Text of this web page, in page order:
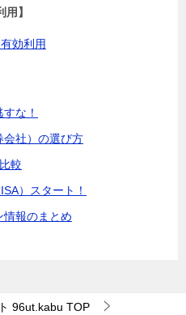
】
効利用
な！
会社）の選び方
較
）スタート！
情報のまとめ
96ut.kabu TOP